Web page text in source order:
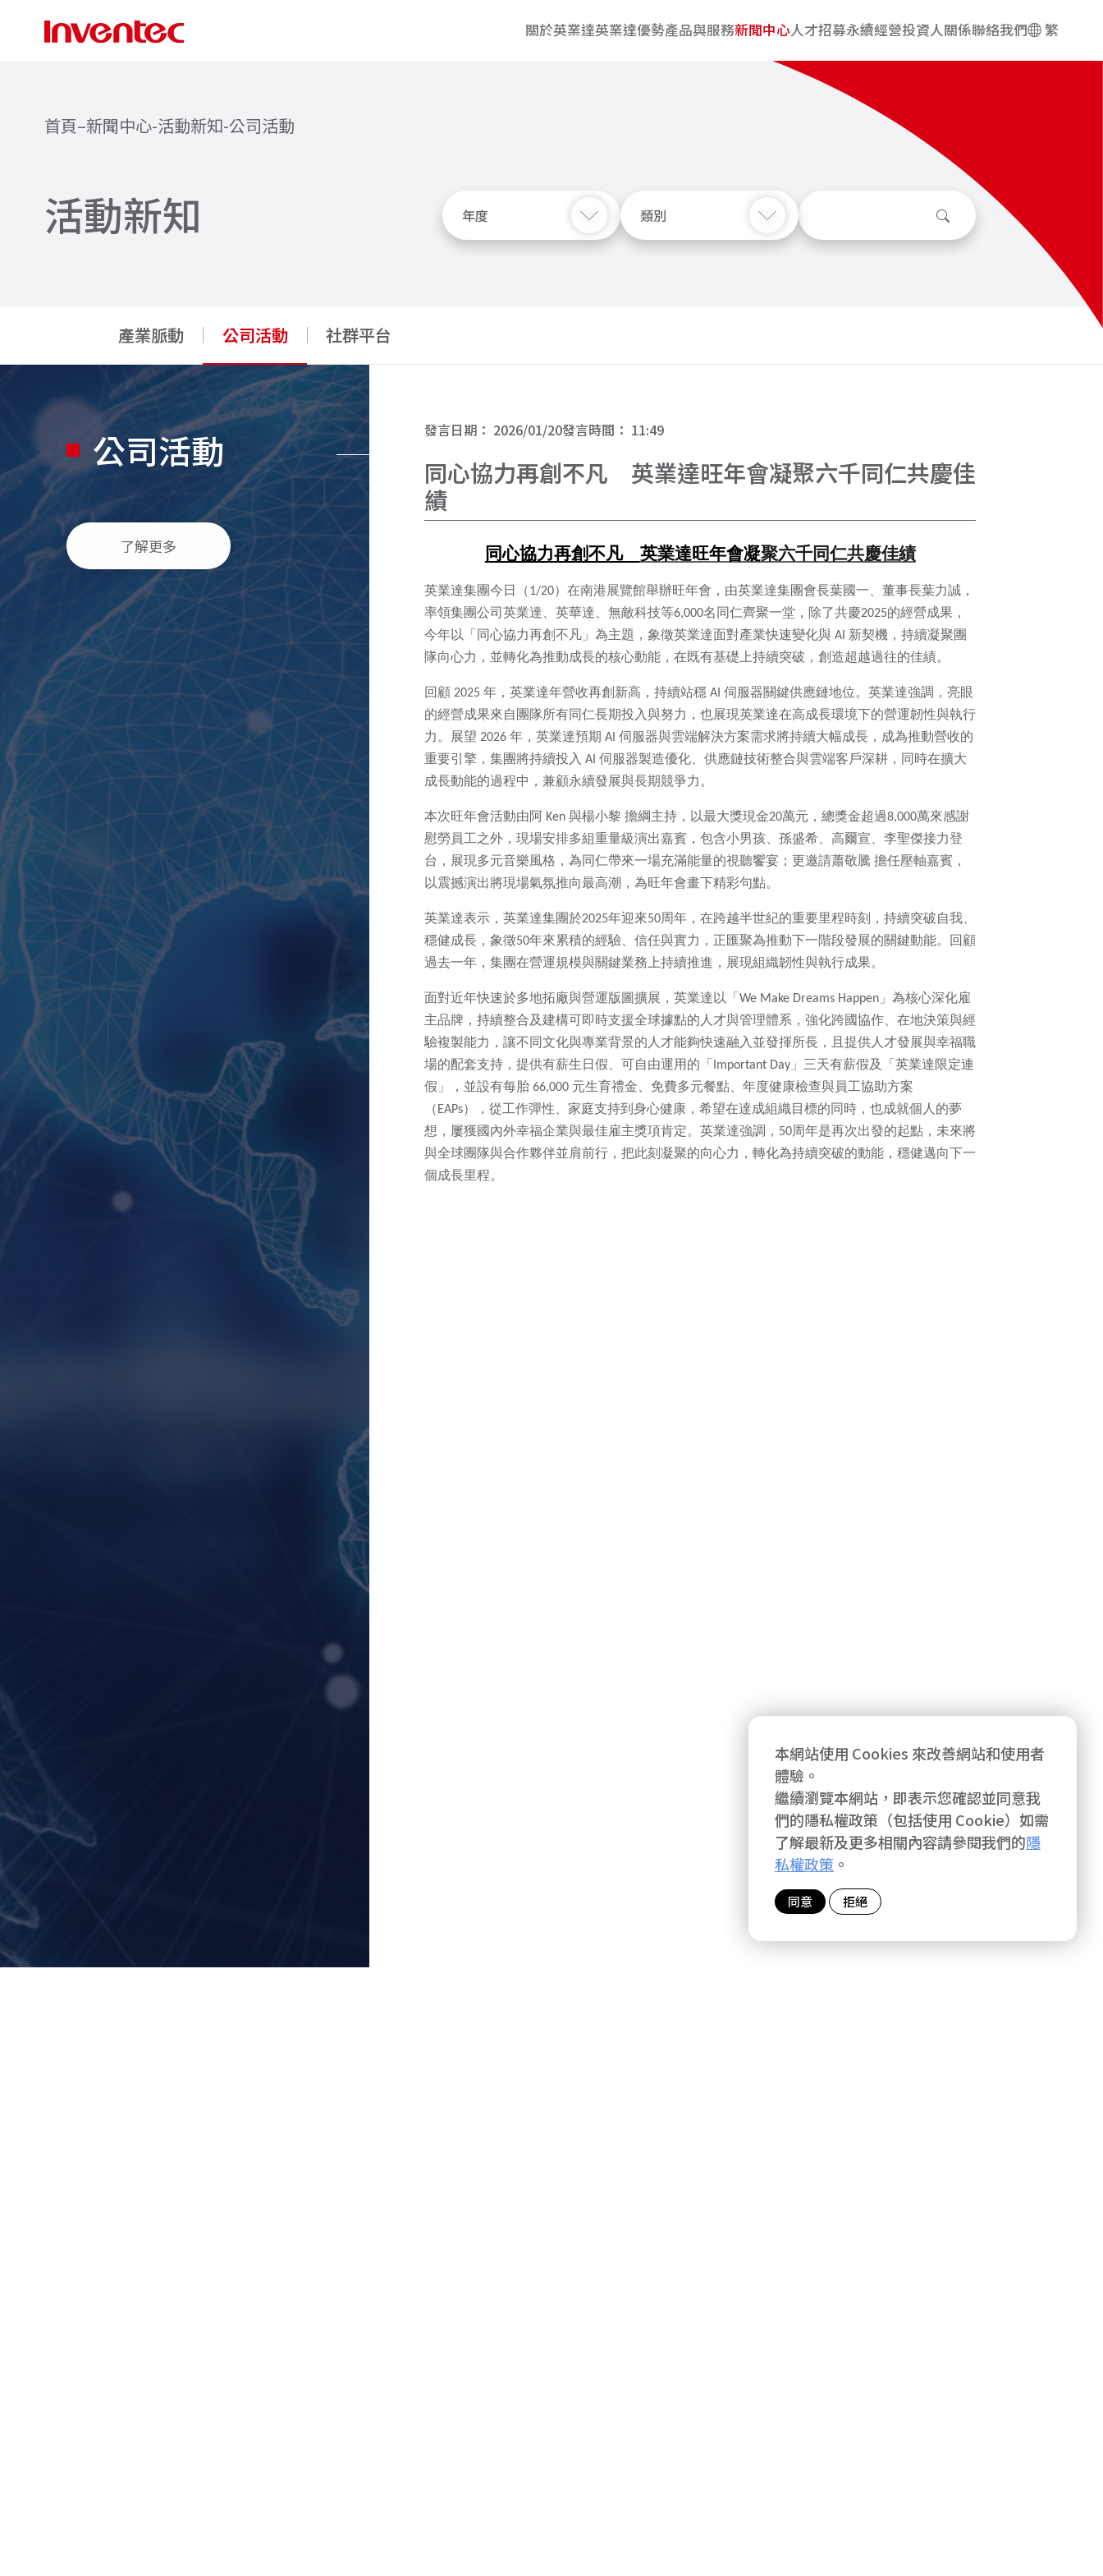
關於英業達英業達優勢產品與服務新聞中心人才招募永續經營投資人關係聯絡我們 繁
首頁–新聞中心-活動新知-公司活動
活動新知 年度 類別
產業脈動 公司活動 社群平台
公司活動
了解更多
發言日期： 2026/01/20發言時間： 11:49
同心協力再創不凡 英業達旺年會凝聚六千同仁共慶佳
績
同心協力再創不凡 英業達旺年會凝聚六千同仁共慶佳績
英業達集團今日（1/20）在南港展覽館舉辦旺年會，由英業達集團會長葉國一、董事長葉力誠，
率領集團公司英業達、英華達、無敵科技等6,000名同仁齊聚一堂，除了共慶2025的經營成果，
今年以「同心協力再創不凡」為主題，象徵英業達面對產業快速變化與 AI 新契機，持續凝聚團
隊向心力，並轉化為推動成長的核心動能，在既有基礎上持續突破，創造超越過往的佳績。
回顧 2025 年，英業達年營收再創新高，持續站穩 AI 伺服器關鍵供應鏈地位。英業達強調，亮眼
的經營成果來自團隊所有同仁長期投入與努力，也展現英業達在高成長環境下的營運韌性與執行
力。展望 2026 年，英業達預期 AI 伺服器與雲端解決方案需求將持續大幅成長，成為推動營收的
重要引擎，集團將持續投入 AI 伺服器製造優化、供應鏈技術整合與雲端客戶深耕，同時在擴大
成長動能的過程中，兼顧永續發展與長期競爭力。
本次旺年會活動由阿 Ken 與楊小黎 擔綱主持，以最大獎現金20萬元，總獎金超過8,000萬來感謝
慰勞員工之外，現場安排多組重量級演出嘉賓，包含小男孩、孫盛希、高爾宣、李聖傑接力登
台，展現多元音樂風格，為同仁帶來一場充滿能量的視聽饗宴；更邀請蕭敬騰 擔任壓軸嘉賓，
以震撼演出將現場氣氛推向最高潮，為旺年會畫下精彩句點。
英業達表示，英業達集團於2025年迎來50周年，在跨越半世紀的重要里程時刻，持續突破自我、
穩健成長，象徵50年來累積的經驗、信任與實力，正匯聚為推動下一階段發展的關鍵動能。回顧
過去一年，集團在營運規模與關鍵業務上持續推進，展現組織韌性與執行成果。
面對近年快速於多地拓廠與營運版圖擴展，英業達以「We Make Dreams Happen」為核心深化雇
主品牌，持續整合及建構可即時支援全球據點的人才與管理體系，強化跨國協作、在地決策與經
驗複製能力，讓不同文化與專業背景的人才能夠快速融入並發揮所長，且提供人才發展與幸福職
場的配套支持，提供有薪生日假、可自由運用的「Important Day」三天有薪假及「英業達限定連
假」，並設有每胎 66,000 元生育禮金、免費多元餐點、年度健康檢查與員工協助方案
（EAPs），從工作彈性、家庭支持到身心健康，希望在達成組織目標的同時，也成就個人的夢
想，屢獲國內外幸福企業與最佳雇主獎項肯定。英業達強調，50周年是再次出發的起點，未來將
與全球團隊與合作夥伴並肩前行，把此刻凝聚的向心力，轉化為持續突破的動能，穩健邁向下一
個成長里程。
本網站使用 Cookies 來改善網站和使用者
體驗。
繼續瀏覽本網站，即表示您確認並同意我
們的隱私權政策（包括使用 Cookie）如需
了解最新及更多相關內容請參閱我們的隱
私權政策 。
同意 拒絕